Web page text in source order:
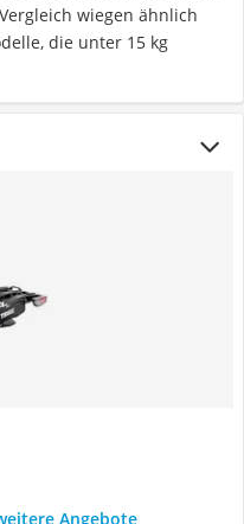
wiegen ähnlich
die unter 15 kg
Angebote